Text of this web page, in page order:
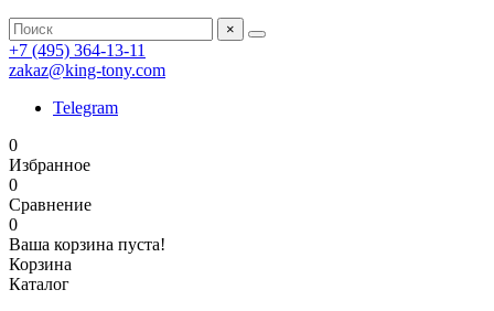
×
+7 (495) 364-13-11
zakaz@king-tony.com
Telegram
0
Избранное
0
Сравнение
0
Ваша корзина пуста!
Корзина
Каталог